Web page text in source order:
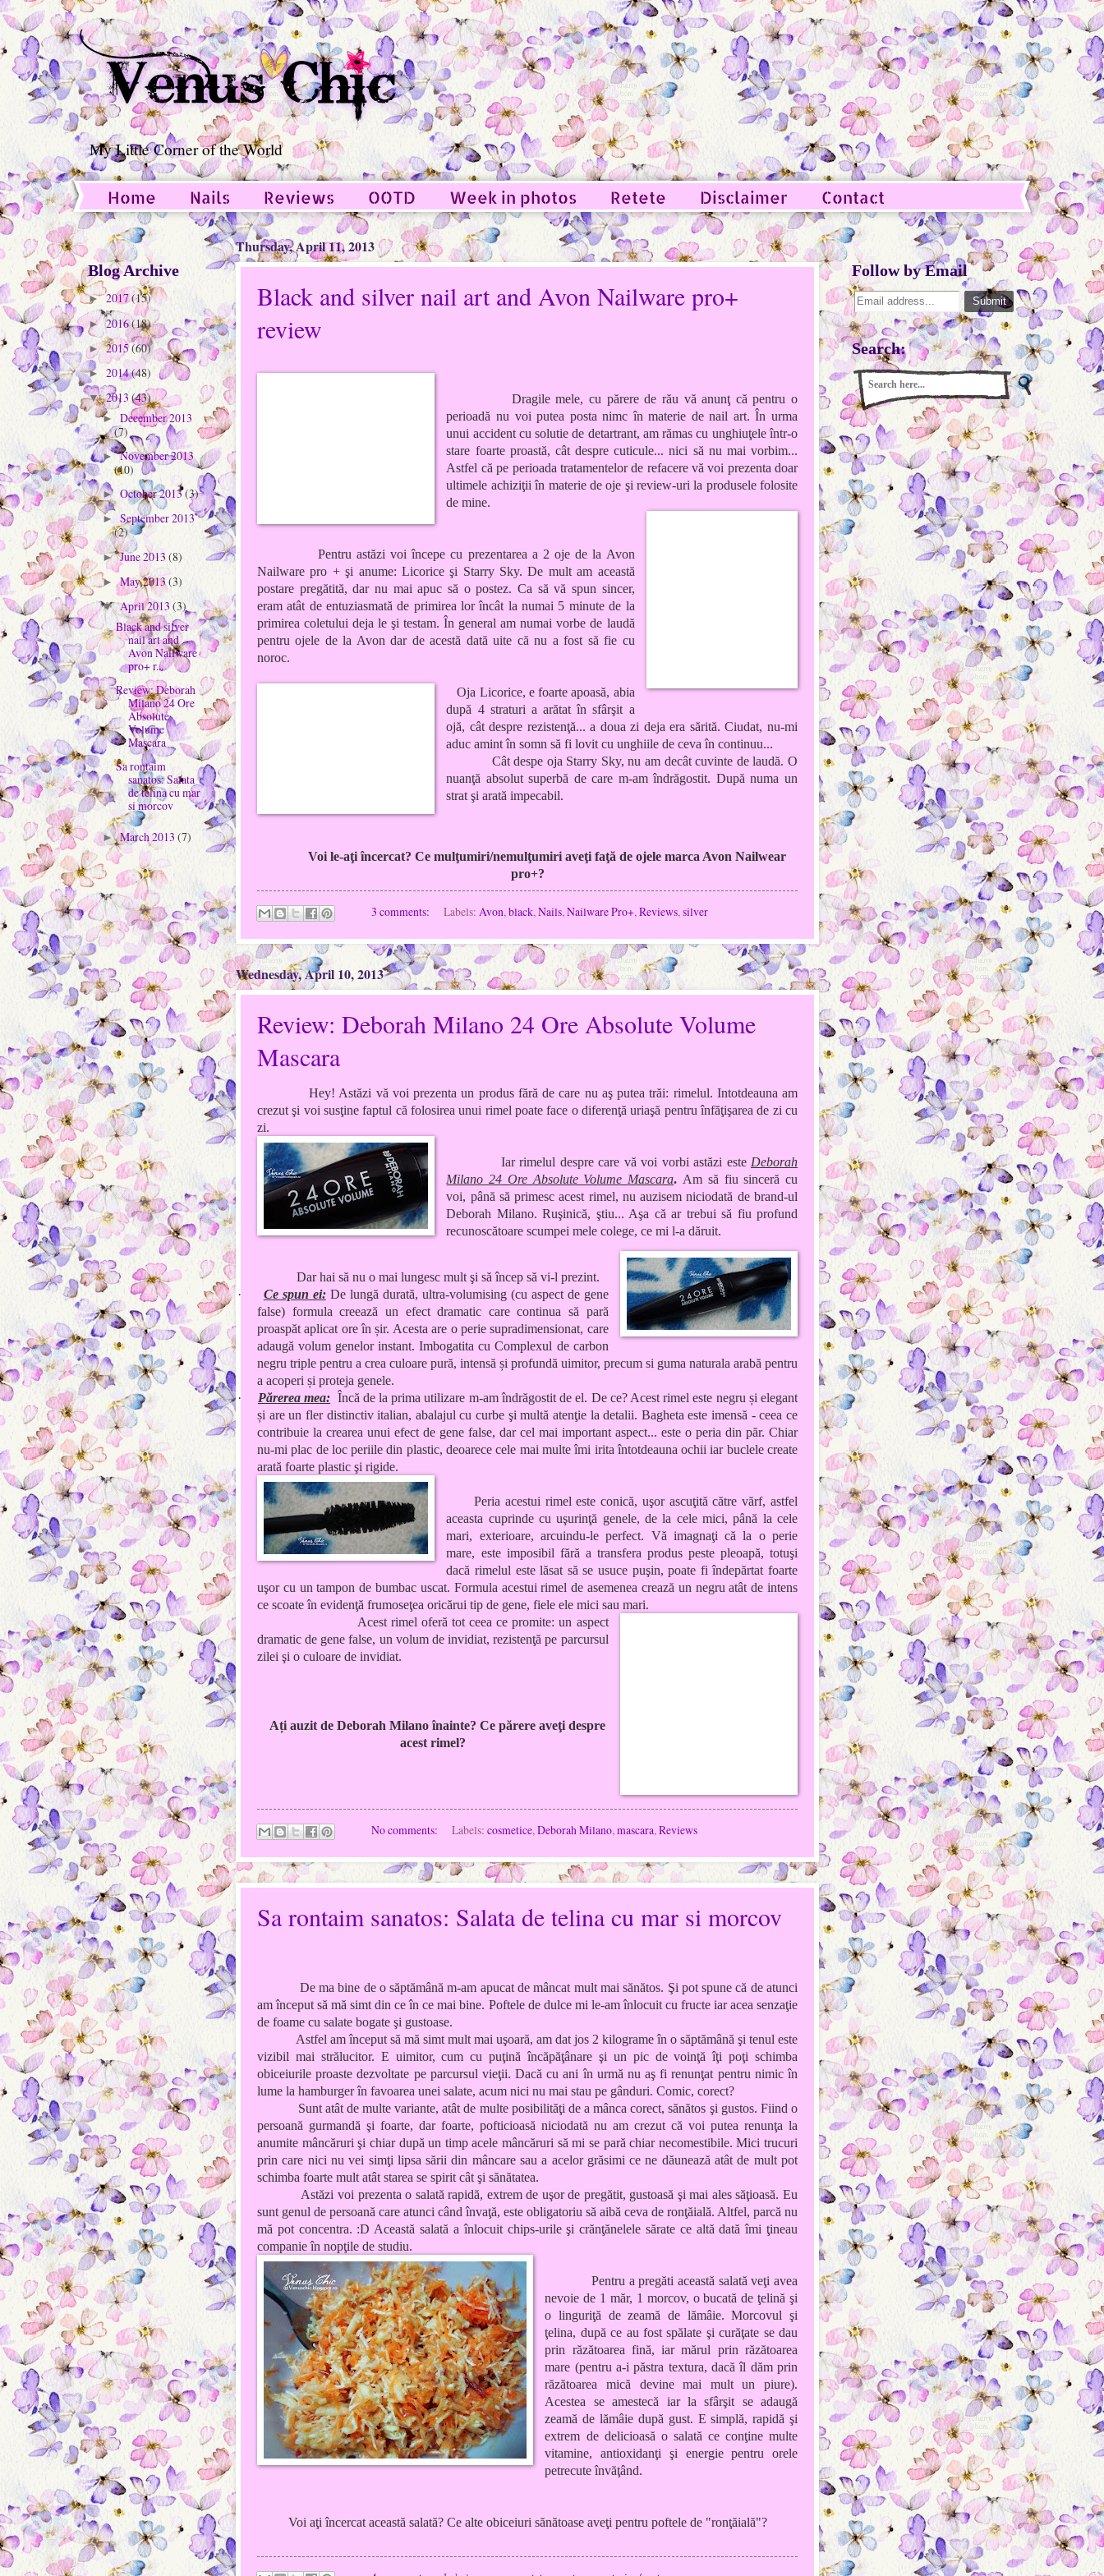
My Little Corner of the World
Home Nails Reviews OOTD Week in photos Retete Disclaimer
Contact
Guest Post
Thursday, April 11, 2013
Black and silver nail art and Avon Nailware pro+
review
Dragile mele, cu părere de rău vă anunţ că pentru o
perioadă nu voi putea posta nimc în materie de nail art. În urma
unui accident cu solutie de detartrant, am rămas cu unghiuţele într-o
stare foarte proastă, cât despre cuticule... nici să nu mai vorbim...
Astfel că pe perioada tratamentelor de refacere vă voi prezenta doar
ultimele achiziţii în materie de oje şi review-uri la produsele folosite
de mine.
Pentru astăzi voi începe cu prezentarea a 2 oje de la Avon
Nailware pro + şi anume: Licorice şi Starry Sky. De mult am această
postare pregătită, dar nu mai apuc să o postez. Ca să vă spun sincer,
eram atât de entuziasmată de primirea lor încât la numai 5 minute de la
primirea coletului deja le şi testam. În general am numai vorbe de laudă
pentru ojele de la Avon dar de acestă dată uite că nu a fost să fie cu
noroc.
Oja Licorice, e foarte apoasă, abia
după 4 straturi a arătat în sfârşit a
ojă, cât despre rezistenţă... a doua zi deja era sărită. Ciudat, nu-mi
aduc amint în somn să fi lovit cu unghiile de ceva în continuu...
Cât despe oja Starry Sky, nu am decât cuvinte de laudă. O
nuanţă absolut superbă de care m-am îndrăgostit. După numa un
strat şi arată impecabil.
Voi le-aţi încercat? Ce mulţumiri/nemulţumiri aveţi faţă de ojele marca Avon Nailwear
pro+?
3 comments: Labels: Avon,black,Nails,Nailware Pro+,Reviews,silver
Wednesday, April 10, 2013
Review: Deborah Milano 24 Ore Absolute Volume
Mascara
Hey! Astăzi vă voi prezenta un produs fără de care nu aş putea trăi: rimelul. Intotdeauna am
crezut şi voi susţine faptul că folosirea unui rimel poate face o diferenţă uriaşă pentru înfăţişarea de zi cu
zi.
Iar rimelul despre care vă voi vorbi astăzi este Deborah
Milano 24 Ore Absolute Volume Mascara. Am să fiu sinceră cu
voi, până să primesc acest rimel, nu auzisem niciodată de brand-ul
Deborah Milano. Ruşinică, ştiu... Aşa că ar trebui să fiu profund
recunoscătoare scumpei mele colege, ce mi l-a dăruit.
Dar hai să nu o mai lungesc mult şi să încep să vi-l prezint.
·
Ce spun ei:De lungă durată, ultra-volumising (cu aspect de gene
false) formula creează un efect dramatic care continua să pară
proaspăt aplicat ore în șir. Acesta are o perie supradimensionat, care
adaugă volum genelor instant.Imbogatita cu Complexul de carbon
negru triple pentru a crea culoare pură, intensă și profundă uimitor, precum si guma naturala arabă pentru
a acoperi și proteja genele.
·
Părerea mea: Încă de la prima utilizare m-am îndrăgostit de el. De ce? Acest rimeleste negru și elegant
și are un fler distinctiv italian, abalajul cu curbe şi multă atenţie la detalii. Bagheta este imensă - ceea ce
contribuie la crearea unui efect de gene false, dar cel mai important aspect... este o peria din păr. Chiar
nu-mi plac de loc periile din plastic, deoarece cele mai multe îmi irita întotdeauna ochii iar buclele create
arată foarte plastic şi rigide.
Peria acestui rimel este conică, uşor ascuţită către vărf, astfel
aceasta cuprinde cu uşurinţă genele, de la cele mici, până la cele
mari, exterioare, arcuindu-le perfect. Vă imagnaţi că la o perie
mare, este imposibil fără a transfera produs peste pleoapă, totuşi
dacă rimelul este lăsat să se usuce puşin, poate fi îndepărtat foarte
uşor cu un tampon de bumbac uscat. Formula acestui rimel de asemenea crează un negru atât de intens
ce scoate în evidenţă frumoseţea oricărui tip de gene, fiele ele mici sau mari.
Acest rimel oferă tot ceea ce promite: un aspect
dramatic de gene false, un volum de invidiat, rezistenţă pe parcursul
zilei şi o culoare de invidiat.
Ați auzit de Deborah Milano înainte? Ce părere aveţi despre
acest rimel?
No comments: Labels:cosmetice,Deborah Milano,mascara,Reviews
Sa rontaim sanatos: Salata de telina cu mar si morcov
De ma bine de o săptămână m-am apucat de mâncat mult mai sănătos. Şi pot spune că de atunci
am început să mă simt din ce în ce mai bine. Poftele de dulce mi le-am înlocuit cu fructe iar acea senzaţie
de foame cu salate bogate şi gustoase.
Astfel am început să mă simt mult mai uşoară, am dat jos 2 kilograme în o săptămână şi tenul este
vizibil mai strălucitor. E uimitor, cum cu puţină încăpăţânare şi un pic de voinţă îţi poţi schimba
obiceiurile proaste dezvoltate pe parcursul vieţii. Dacă cu ani în urmă nu aş fi renunţat pentru nimic în
lume la hamburger în favoarea unei salate, acum nici nu mai stau pe gânduri. Comic, corect?
Sunt atât de multe variante, atât de multe posibilităţi de a mânca corect, sănătos şi gustos. Fiind o
persoană gurmandă şi foarte, dar foarte, pofticioasă niciodată nu am crezut că voi putea renunţa la
anumite mâncăruri şi chiar după un timp acele mâncăruri să mi se pară chiar necomestibile. Mici trucuri
prin care nici nu vei simţi lipsa sării din mâncare sau a acelor grăsimi ce ne dăunează atât de mult pot
schimba foarte mult atât starea se spirit cât şi sănătatea.
Astăzi voi prezenta o salată rapidă, extrem de uşor de pregătit, gustoasă şi mai ales săţioasă. Eu
sunt genul de persoană care atunci când învaţă, este obligatoriu să aibă ceva de ronţăială. Altfel, parcă nu
mă pot concentra. :D Această salată a înlocuit chips-urile şi crănţănelele sărate ce altă dată îmi ţineau
companie în nopţile de studiu.
Pentru a pregăti această salată veţi avea
nevoie de 1 măr, 1 morcov, o bucată de ţelină şi
o linguriţă de zeamă de lămâie. Morcovul şi
ţelina, după ce au fost spălate şi curăţate se dau
prin răzătoarea fină, iar mărul prin răzătoarea
mare (pentru a-i păstra textura, dacă îl dăm prin
răzătoarea mică devine mai mult un piure).
Acestea se amestecă iar la sfârşit se adaugă
zeamă de lămâie după gust. E simplă, rapidă şi
extrem de delicioasă o salată ce conţine multe
vitamine, antioxidanţi şi energie pentru orele
petrecute învăţând.
Voi aţi încercat această salată? Ce alte obiceiuri sănătoase aveţi pentru poftele de "ronţăială"?
Blog Archive
►2017(15)
►2016(18)
►2015(60)
► 2014(48)
▼ 2013(43)
► December 2013
(7)
►November 2013
(10)
► October 2013(3)
► September 2013
(2)
►June 2013(8)
►May 2013(3)
▼ April 2013 (3)
Black and silver
nail art and
Avon Nailware
pro+ r...
Review: Deborah
Milano 24 Ore
Absolute
Volume
Mascara
Sa rontaim
sanatos: Salata
de telina cu mar
si morcov
►March 2013 (7)
Follow by Email
Search: